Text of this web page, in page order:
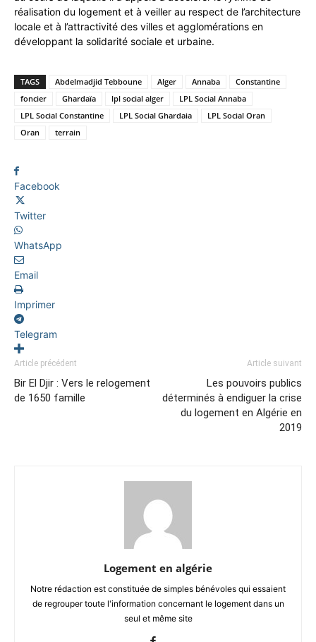
réalisation du logement et à veiller au respect de l’architecture
locale et à l’attractivité des villes et agglomérations en
développant la solidarité sociale et urbaine.
TAGS Abdelmadjid Tebboune Alger Annaba
Constantine
foncier
Ghardaïa lpl social alger
LPL Social Annaba
LPL Social Constantine
LPL Social Ghardaia
LPL Social Oran
Oran
terrain
Facebook
Twitter
WhatsApp
Email
Imprimer
Telegram
Article précédent
Bir El Djir : Vers le relogement
de 1650 famille
Article suivant
Les pouvoirs publics
déterminés à endiguer la crise
du logement en Algérie en
2019
Logement en algérie
Notre rédaction est constituée de simples bénévoles qui essaient
de regrouper toute l'information concernant le logement dans un
seul et même site